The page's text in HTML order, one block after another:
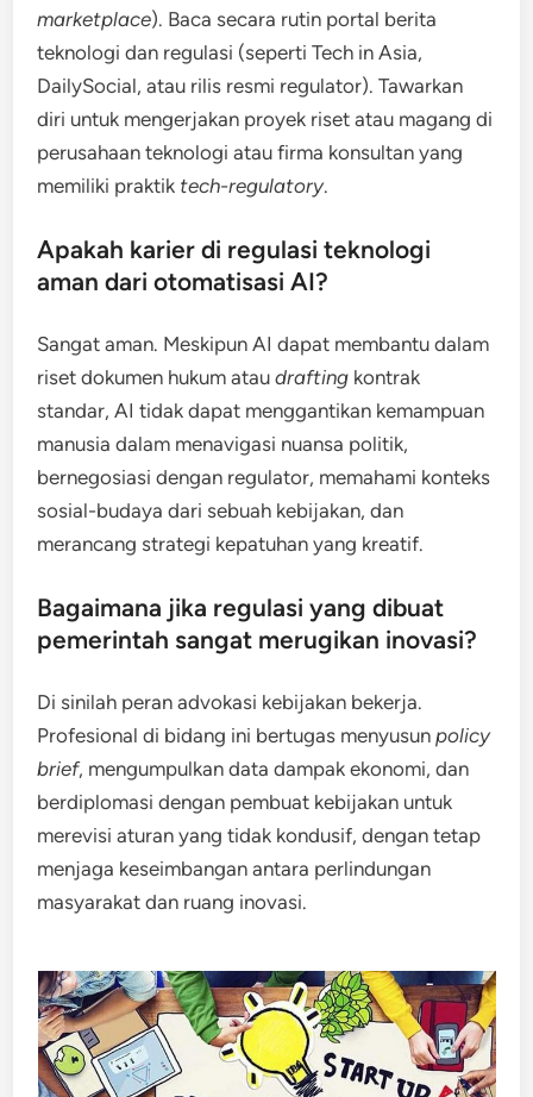
marketplace). Baca secara rutin portal berita
teknologi dan regulasi (seperti Tech in Asia,
DailySocial, atau rilis resmi regulator). Tawarkan
diri untuk mengerjakan proyek riset atau magang di
perusahaan teknologi atau firma konsultan yang
memiliki praktik tech-regulatory.
Apakah karier di regulasi teknologi
aman dari otomatisasi AI?
Sangat aman. Meskipun AI dapat membantu dalam
riset dokumen hukum ataudrafting kontrak
standar, AI tidak dapat menggantikan kemampuan
manusia dalam menavigasi nuansa politik,
bernegosiasi dengan regulator, memahami konteks
sosial-budaya dari sebuah kebijakan, dan
merancang strategi kepatuhan yang kreatif.
Bagaimana jika regulasi yang dibuat
pemerintah sangat merugikan inovasi?
Di sinilah peran advokasi kebijakan bekerja.
Profesional di bidang ini bertugas menyusunpolicy
brief, mengumpulkan data dampak ekonomi, dan
berdiplomasi dengan pembuat kebijakan untuk
merevisi aturan yang tidak kondusif, dengan tetap
menjaga keseimbangan antara perlindungan
masyarakat dan ruang inovasi.